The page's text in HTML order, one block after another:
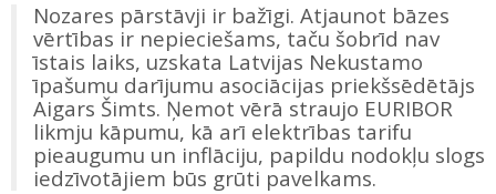
Nozares pārstāvji ir bažīgi. Atjaunot bāzes
vērtības ir nepieciešams, taču šobrīd nav
īstais laiks, uzskata Latvijas Nekustamo
īpašumu darījumu asociācijas priekšsēdētājs
Aigars Šimts. Ņemot vērā straujo EURIBOR
likmju kāpumu, kā arī elektrības tarifu
pieaugumu un inflāciju, papildu nodokļu slogs
iedzīvotājiem būs grūti pavelkams.